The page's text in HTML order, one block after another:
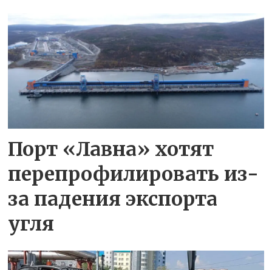
Порт «Лавна» хотят
перепрофилировать из-
за падения экспорта
угля